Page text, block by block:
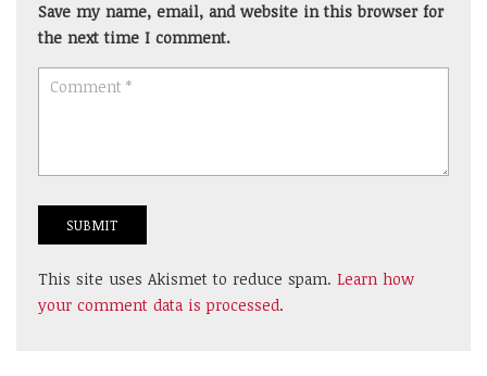
Save my name, email, and website in this browser for
the next time I comment.
This site uses Akismet to reduce spam. Learn how
your comment data is processed.